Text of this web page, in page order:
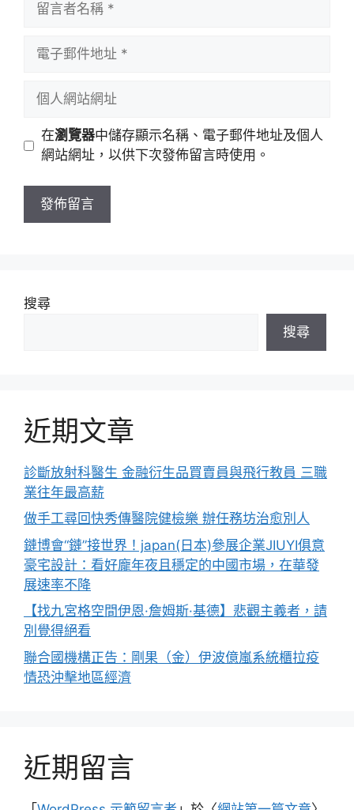
址
站
址
在瀏覽器中儲存顯示名稱、電子郵件地址及個人
網站網址，以供下次發佈留言時使用。
搜尋
搜尋
近期文章
診斷放射科醫生 金融衍生品買賣員與飛行教員 三職
業往年最高薪
做手工尋回快秀傳醫院健檢樂 辦任務坊治愈別人
鏈博會“鏈”接世界！japan(日本)參展企業JIUYI俱意
豪宅設計：看好龐年夜且穩定的中國市場，在華發
展速率不降
【找九宮格空間伊恩·詹姆斯·基德】悲觀主義者，請
別覺得絕看
聯合國機構正告：剛果（金）伊波億嵐系統櫃拉疫
情恐沖擊地區經濟
近期留言